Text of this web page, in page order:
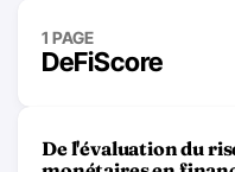
1 PAGE
DeFiScore
De l'évaluation du